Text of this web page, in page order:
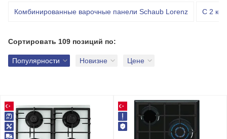
Новинки Лучшие
электрическая (0) газовая ( )
индукционная (
Сортировать 109 позиций по:
Популярности Новизне Цене
Комбинированные варочные панели Schaub Lorenz С 2